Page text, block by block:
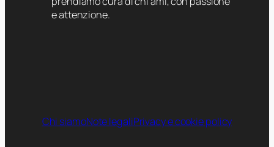
e attenzione.
Chi siamoNote legaliPrivacy e cookie policy